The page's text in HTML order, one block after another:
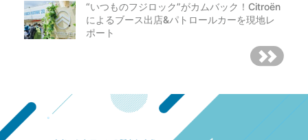
“いつものフジロック”がカムバック！Citroën
によるブース出店&パトロールカーを現地レ
ポート